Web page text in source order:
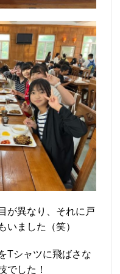
が異なり、それに戸
いました（笑）
Tシャツに飛ばさな
でした！